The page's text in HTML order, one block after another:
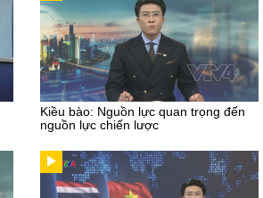
Kiều bào: Nguồn lực quan trọng đến
nguồn lực chiến lược